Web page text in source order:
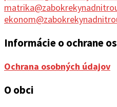
Informácie o ochrane
Ochrana osobných údajov
O obci